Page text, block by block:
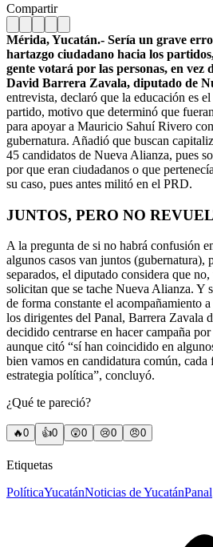
Compartir
Mérida, Yucatán.- Sería un grave
hartazgo ciudadano hacia los
gente votará por las personas, en vez
David Barrera Zavala, diputado de
entrevista, declaró que la educación es
partido, motivo que determinó que
para apoyar a Mauricio Sahuí Rivero
gubernatura. Añadió que buscan
45 candidatos de Nueva Alianza, pues
por que eran ciudadanos o que
su caso, pues antes militó en el PRD.
JUNTOS, PERO NO
A la pregunta de si no habrá confusión
algunos casos van juntos (gubernatura),
separados, el diputado considera que
solicitan que se tache Nueva Alianza. Y
de forma constante el acompañamiento
los dirigentes del Panal, Barrera Zavala
decidido centrarse en hacer campaña
aunque citó “sí han coincidido en
bien vamos en candidatura común, cada
estrategia política”, concluyó.
¿Qué te pareció?
🔥0 👍0 😲0 😢0 😠0
Etiquetas
PolíticaYucatánNoticias de YucatánPanal